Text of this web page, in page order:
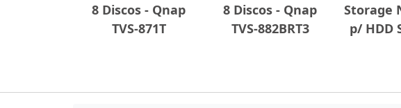
8 Discos - Qnap
TVS-871T
8 Discos - Qnap
TVS-882BRT3
Storage
p/ HDD